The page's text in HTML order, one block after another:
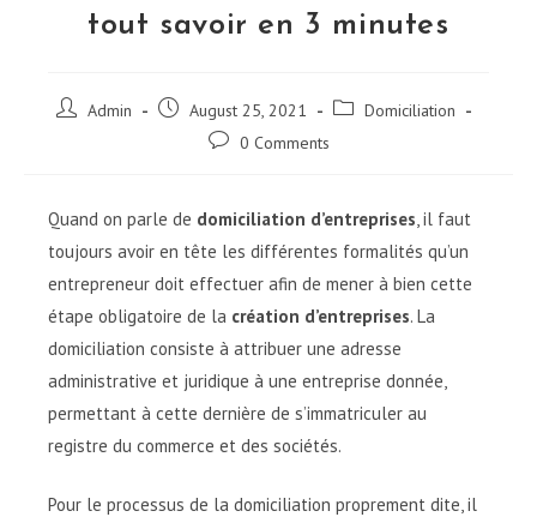
tout savoir en 3 minutes
Post Admin
Post
published:
August 25, 2021
Post Domiciliation
Post 0 Comments
Quand on parle de domiciliation d’entreprises , il faut
toujours avoir en tête les différentes formalités qu’un
entrepreneur doit effectuer afin de mener à bien cette
étape obligatoire de la création d’entreprises. La
domiciliation consiste à attribuer une adresse
administrative et juridique à une entreprise donnée,
permettant à cette dernière de s’immatriculer au
registre du commerce et des sociétés.
Pour le processus de la domiciliation proprement dite, il